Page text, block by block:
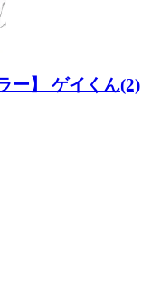
ー】 ゲイくん(2)